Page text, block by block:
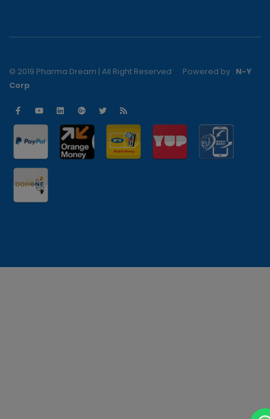
© 2019 Pharma Dream | All Right Reserved Powered by : N-Y
Corp